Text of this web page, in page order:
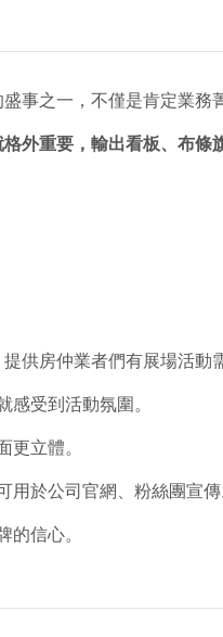
事之一，不僅是肯定業務
外重要 ，輸出看板、布條
供房仲業者們有展場活動
感受到活動氛圍。
更立體。
用於公司官網、粉絲團宣傳
的信心。